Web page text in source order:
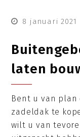
8 januari 2021
laten
Bent u van plan
zadeldak te
wilt u van